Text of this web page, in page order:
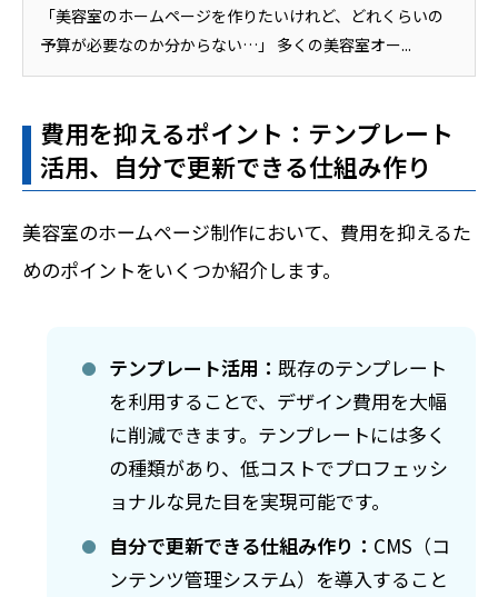
「美容室のホームページを作りたいけれど、どれくらいの
予算が必要なのか分からない…」 多くの美容室オー...
費用を抑えるポイント：テンプレート
活用、自分で更新できる仕組み作り
美容室のホームページ制作において、費用を抑えるた
めのポイントをいくつか紹介します。
テンプレート活用：既存のテンプレート
を利用することで、デザイン費用を大幅
に削減できます。テンプレートには多く
の種類があり、低コストでプロフェッシ
ョナルな見た目を実現可能です。
自分で更新できる仕組み作り： CMS（コ
ンテンツ管理システム）を導入すること